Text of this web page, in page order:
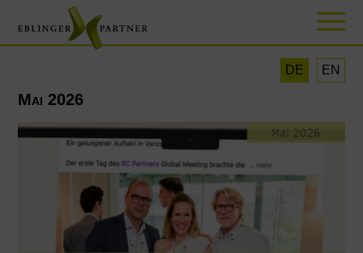
EN
DE
Mai 2026